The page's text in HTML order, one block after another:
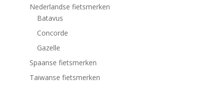
Nederlandse fietsmerken
Batavus
Concorde
Gazelle
Spaanse fietsmerken
Taiwanse fietsmerken